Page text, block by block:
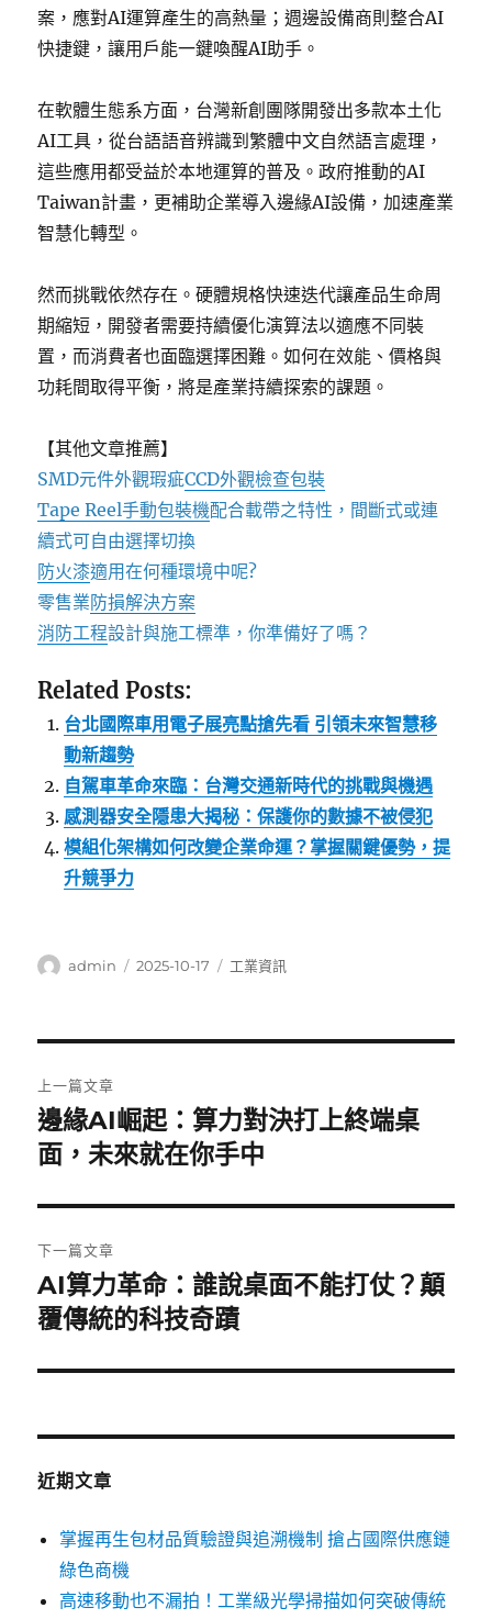
案，應對AI運算產生的高熱量；週邊設備商則整合AI
快捷鍵，讓用戶能一鍵喚醒AI助手。
在軟體生態系方面，台灣新創團隊開發出多款本土化
AI工具，從台語語音辨識到繁體中文自然語言處理，
這些應用都受益於本地運算的普及。政府推動的AI
Taiwan計畫，更補助企業導入邊緣AI設備，加速產業
智慧化轉型。
然而挑戰依然存在。硬體規格快速迭代讓產品生命周
期縮短，開發者需要持續優化演算法以適應不同裝
置，而消費者也面臨選擇困難。如何在效能、價格與
功耗間取得平衡，將是產業持續探索的課題。
【其他文章推薦】
SMD元件外觀瑕疵CCD外觀檢查包裝
Tape Reel手動包裝機配合載帶之特性，間斷式或連
續式可自由選擇切換
防火漆適用在何種環境中呢?
零售業防損解決方案
消防工程設計與施工標準，你準備好了嗎？
Related Posts:
台北國際車用電子展亮點搶先看 引領未來智慧移
動新趨勢
自駕車革命來臨：台灣交通新時代的挑戰與機遇
感測器安全隱患大揭秘：保護你的數據不被侵犯
模組化架構如何改變企業命運？掌握關鍵優勢，提
升競爭力
作
admin
發
2025-10-17
分
工業資訊
章
導
覽
上一篇文章
上
一
文
章:
邊緣AI崛起：算力對決打上終端桌
面，未來就在你手中
下一篇文章
下
一
文
AI算力革命：誰說桌面不能打仗？顛
覆傳統的科技奇蹟
近期文章
掌握再生包材品質驗證與追溯機制 搶占國際供應鏈
綠色商機
高速移動也不漏拍！工業級光學掃描如何突破傳統